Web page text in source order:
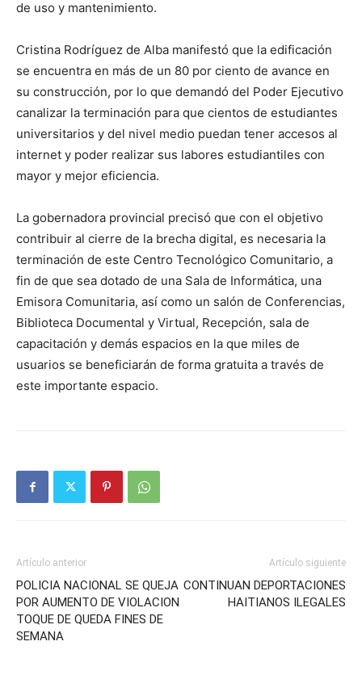
de uso y mantenimiento.
Cristina Rodríguez de Alba manifestó que la edificación
se encuentra en más de un 80 por ciento de avance en
su construcción, por lo que demandó del Poder Ejecutivo
canalizar la terminación para que cientos de estudiantes
universitarios y del nivel medio puedan tener accesos al
internet y poder realizar sus labores estudiantiles con
mayor y mejor eficiencia.
La gobernadora provincial precisó que con el objetivo
contribuir al cierre de la brecha digital, es necesaria la
terminación de este Centro Tecnológico Comunitario, a
fin de que sea dotado de una Sala de Informática, una
Emisora Comunitaria, así como un salón de Conferencias,
Biblioteca Documental y Virtual, Recepción, sala de
capacitación y demás espacios en la que miles de
usuarios se beneficiarán de forma gratuita a través de
este importante espacio.
Artículo anterior
POLICIA NACIONAL SE QUEJA
POR AUMENTO DE VIOLACION
TOQUE DE QUEDA FINES DE
SEMANA
Artículo siguiente
CONTINUAN DEPORTACIONES
HAITIANOS ILEGALES